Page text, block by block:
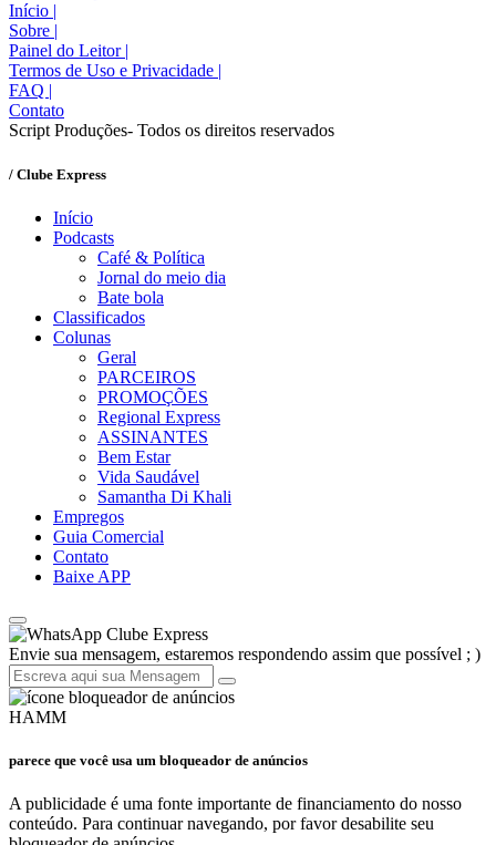
Início |
Sobre |
Painel do Leitor |
Termos de Uso e Privacidade |
FAQ |
Contato
Script Produções- Todos os direitos reservados
/ Clube Express
Início
Podcasts
Café & Política
Jornal do meio dia
Bate bola
Classificados
Colunas
Geral
PARCEIROS
PROMOÇÕES
Regional Express
ASSINANTES
Bem Estar
Vida Saudável
Samantha Di Khali
Empregos
Guia Comercial
Contato
Baixe APP
Clube Express
Envie sua mensagem, estaremos respondendo assim que possível ; )
HAMM
parece que você usa um bloqueador de anúncios
A publicidade é uma fonte importante de financiamento do nosso
conteúdo. Para continuar navegando, por favor desabilite seu